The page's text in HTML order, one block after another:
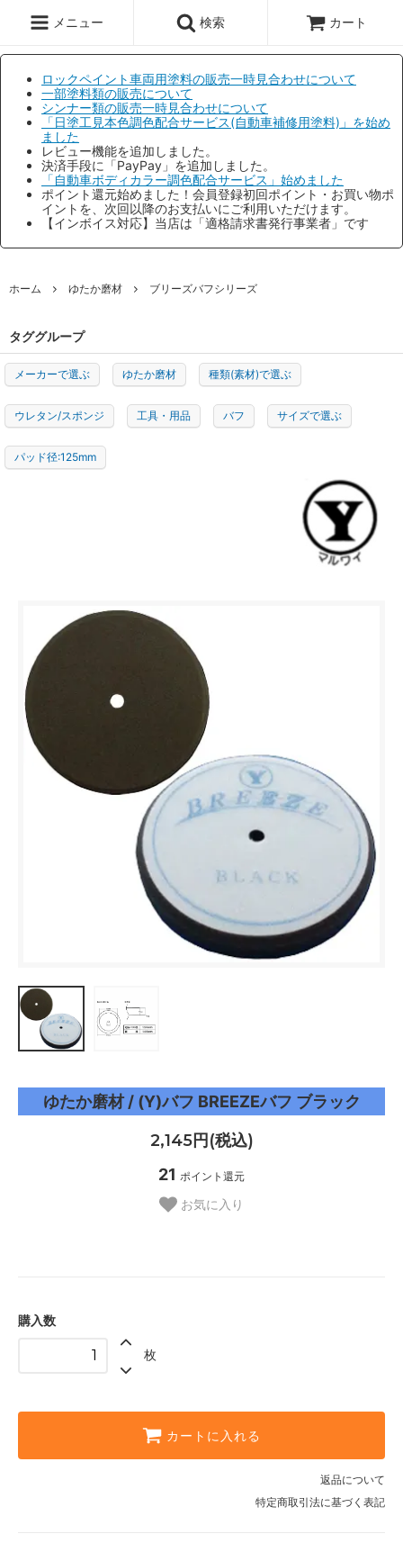
メニュー 検索 カート
ロックペイント車両用塗料の販売一時見合わせについて
一部塗料類の販売について
シンナー類の販売一時見合わせについて
「日塗工見本色調色配合サービス(自動車補修用塗料)」を始め
ました
レビュー機能を追加しました。
決済手段に「PayPay」を追加しました。
「自動車ボディカラー調色配合サービス」始めました
ポイント還元始めました！会員登録初回ポイント・お買い物ポ
イントを、次回以降のお支払いにご利用いただけます。
【インボイス対応】当店は「適格請求書発行事業者」です
ホーム ゆたか磨材 ブリーズバフシリーズ
タググループ
メーカーで選ぶ ゆたか磨材 種類(素材)で選ぶ
ウレタン/スポンジ 工具・用品 バフ サイズで選ぶ
パッド径:125mm
ゆたか磨材 / (Y)バフ BREEZEバフ ブラック
2,145円(税込)
21 ポイント還元
お気に入り
購入数
枚
カートに入れる
返品について
特定商取引法に基づく表記